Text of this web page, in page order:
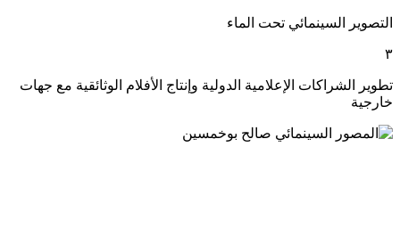
التصوير السينمائي تحت الماء
٣
تطوير الشراكات الإعلامية الدولية وإنتاج الأفلام الوثائقية مع جهات
خارجية